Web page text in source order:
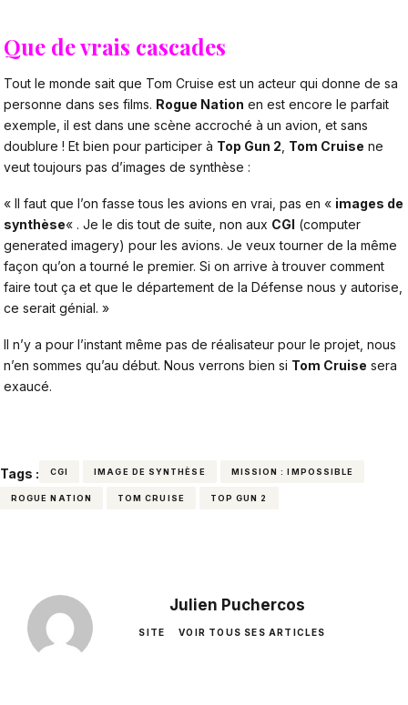
Que de vrais cascades
Tout le monde sait que Tom Cruise est un acteur qui donne de sa
personne dans ses films. Rogue Nation en est encore le parfait
exemple, il est dans une scène accroché à un avion, et sans
doublure ! Et bien pour participer à Top Gun 2 Tom Cruise ne
veut toujours pas d’images de synthèse :
« Il faut que l’on fasse tous les avions en vrai, pas en « images de
synthèse« . Je le dis tout de suite, non aux CGI (computer
generated imagery) pour les avions. Je veux tourner de la même
façon qu’on a tourné le premier. Si on arrive à trouver comment
faire tout ça et que le département de la Défense nous y autorise,
ce serait génial. »
Il n’y a pour l’instant même pas de réalisateur pour le projet, nous
n’en sommes qu’au début. Nous verrons bien si Tom Cruise sera
exaucé.
Tags : CGI IMAGE DE SYNTHÈSE MISSION : IMPOSSIBLE
ROGUE NATION TOM CRUISE TOP GUN 2
Julien Puchercos
SITE VOIR TOUS SES ARTICLES